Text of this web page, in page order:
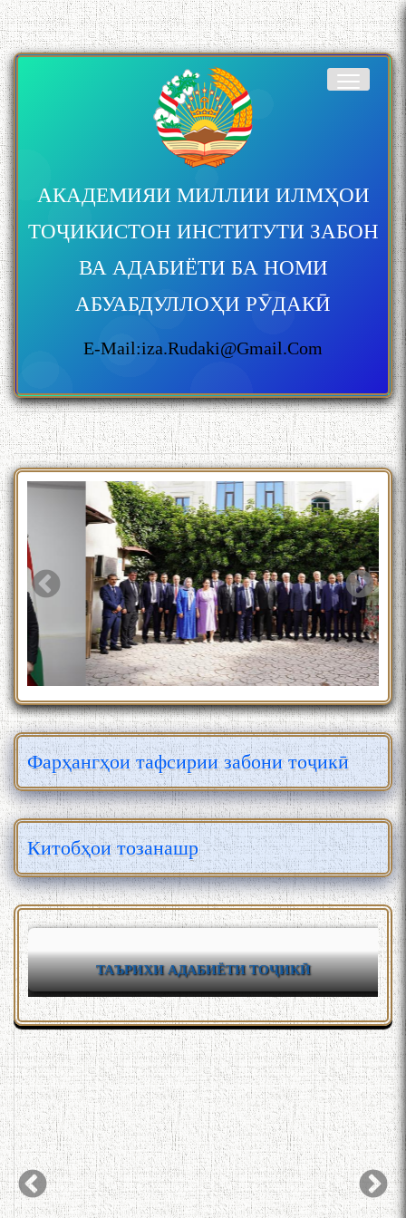
АКАДЕМИЯИ МИЛЛИИ ИЛМҲОИ
ТОҶИКИСТОН ИНСТИТУТИ ЗАБОН
ВА АДАБИЁТИ БА НОМИ
АБУАБДУЛЛОҲИ РӮДАКӢ
E-Mail:iza.rudaki@gmail.com
Фарҳангҳои тафсирии забони тоҷикӣ
Китобҳои тозанашр
ТАЪРИХИ АДАБИЁТИ ТОҶИКӢ